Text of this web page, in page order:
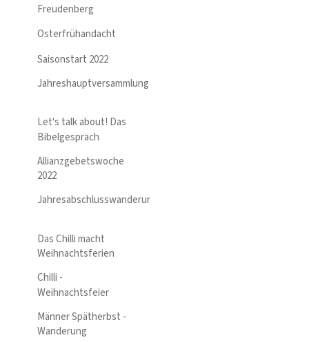
Freudenberg
Osterfrühandacht
Saisonstart 2022
Jahreshauptversammlung
Let's talk about! Das
Bibelgespräch
Allianzgebetswoche
2022
Jahresabschlusswanderung
Das Chilli macht
Weihnachtsferien
Chilli -
Weihnachtsfeier
Männer Spätherbst -
Wanderung